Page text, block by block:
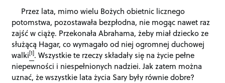
Przez lata, mimo wielu Bożych obietnic licznego
potomstwa, pozostawała bezpłodna, nie mogąc nawet raz
zajść w ciążę. Przekonała Abrahama, żeby miał dziecko ze
służącą Hagar, co wymagało od niej ogromnej duchowej
walki[1]. Wszystkie te rzeczy składały się na życie pełne
niepewności i niespełnionych nadziei. Jak zatem można
uznać, że wszystkie lata życia Sary były równie dobre?